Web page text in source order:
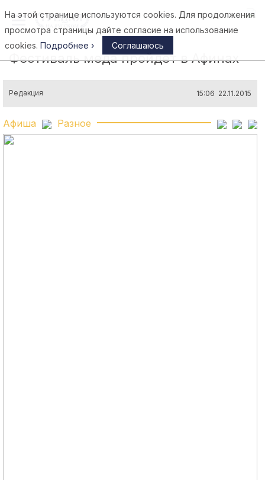
Афины
Фестиваль меда пройдет в Афинах
Редакция 15:06 22.11.2015
Афиша Разное
На этой странице используются cookies. Для продолжения
просмотра страницы дайте согласие на использование
cookies. Подробнее › Соглашаюсь